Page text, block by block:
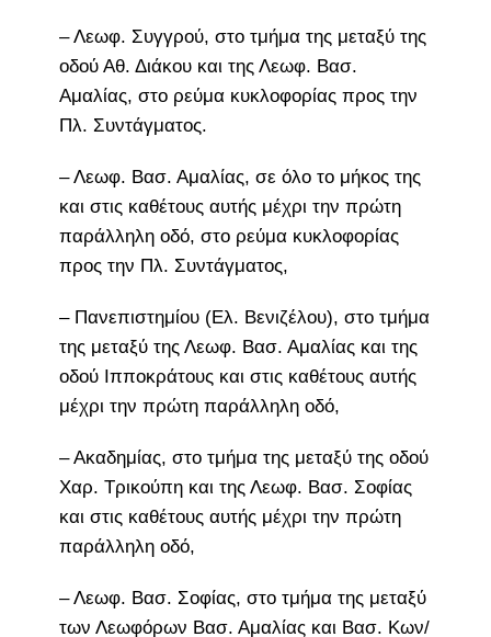
– Λεωφ. Συγγρού, στο τμήμα της μεταξύ της
οδού Αθ. Διάκου και της Λεωφ. Βασ.
Αμαλίας, στο ρεύμα κυκλοφορίας προς την
Πλ. Συντάγματος.
– Λεωφ. Βασ. Αμαλίας, σε όλο το μήκος της
και στις καθέτους αυτής μέχρι την πρώτη
παράλληλη οδό, στο ρεύμα κυκλοφορίας
προς την Πλ. Συντάγματος,
– Πανεπιστημίου (Ελ. Βενιζέλου), στο τμήμα
της μεταξύ της Λεωφ. Βασ. Αμαλίας και της
οδού Ιπποκράτους και στις καθέτους αυτής
μέχρι την πρώτη παράλληλη οδό,
– Ακαδημίας, στο τμήμα της μεταξύ της οδού
Χαρ. Τρικούπη και της Λεωφ. Βασ. Σοφίας
και στις καθέτους αυτής μέχρι την πρώτη
παράλληλη οδό,
– Λεωφ. Βασ. Σοφίας, στο τμήμα της μεταξύ
των Λεωφόρων Βασ. Αμαλίας και Βασ. Κων/